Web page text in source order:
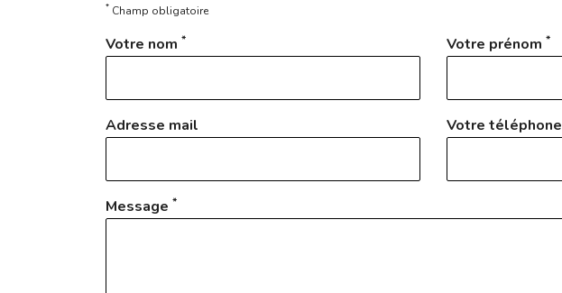
*Champ obligatoire
Votre nom * Votre prénom *
Adresse mail Votre téléphone
Message *